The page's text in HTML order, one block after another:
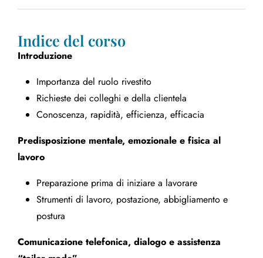
Indice del corso
Introduzione
Importanza del ruolo rivestito
Richieste dei colleghi e della clientela
Conoscenza, rapidità, efficienza, efficacia
Predisposizione mentale, emozionale e fisica al
lavoro
Preparazione prima di iniziare a lavorare
Strumenti di lavoro, postazione, abbigliamento e
postura
Comunicazione telefonica, dialogo e assistenza